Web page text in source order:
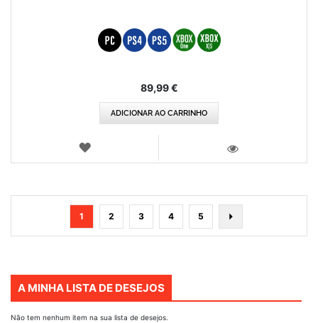
89,99 €
ADICIONAR AO CARRINHO
LISTA
Página
Está
de
ler
a
1 Página
2 Página
3 Página
4 Página
5
A MINHA LISTA DE DESEJOS
Não tem nenhum item na sua lista de desejos.